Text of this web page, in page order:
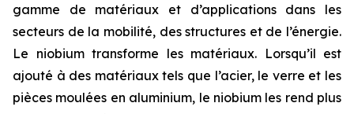
gamme de matériaux et d’applications dans les
secteurs de la mobilité, des structures et de l’énergie.
Le niobium transforme les matériaux. Lorsqu’il est
ajouté à des matériaux tels que l’acier, le verre et les
pièces moulées en aluminium, le niobium les rend plus